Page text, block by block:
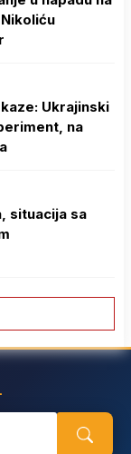
Ukrajinski
na
situacija sa